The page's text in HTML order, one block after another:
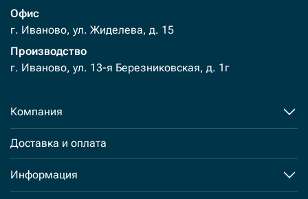
Офис
г. Иваново, ул. Жиделева, д. 15
Производство
г. Иваново, ул. 13-я Березниковская, д. 1г
Компания
Доставка и оплата
Информация